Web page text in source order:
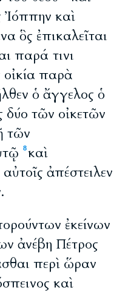
Ἰόππην καὶ
ὃς ἐπικαλεῖται
παρά τινι
οἰκία παρὰ
ὁ ἄγγελος ὁ
τῶν οἰκετῶν
τῶν
8καὶ
ἀπέστειλεν
ἐκείνων
ἀνέβη Πέτρος
περὶ ὥραν
καὶ